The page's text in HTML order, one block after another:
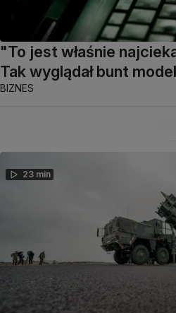
"To jest właśnie
Tak wyglądał bunt
BIZNES
23 min